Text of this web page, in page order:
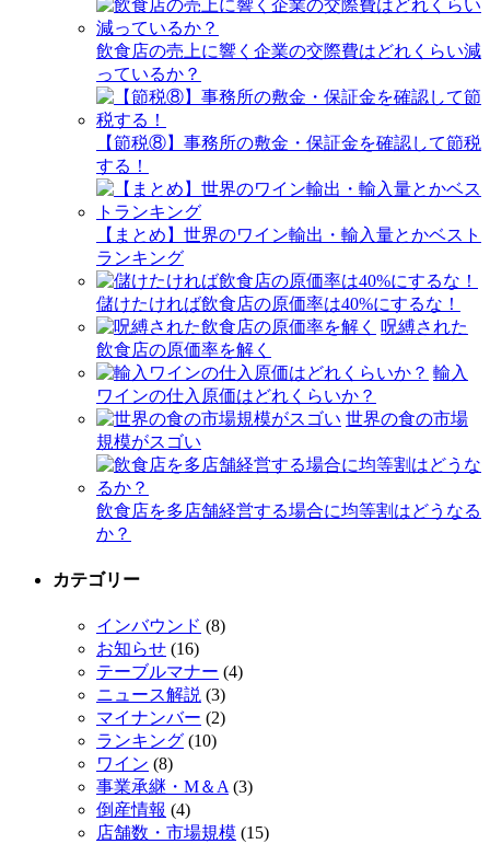
飲食店の売上に響く企業の交際費はどれくらい減
っているか？
【節税⑧】事務所の敷金・保証金を確認して節税
する！
【まとめ】世界のワイン輸出・輸入量とかベスト
ランキング
儲けたければ飲食店の原価率は40%にするな！
呪縛された
飲食店の原価率を解く
輸入
ワインの仕入原価はどれくらいか？
世界の食の市場
規模がスゴい
飲食店を多店舗経営する場合に均等割はどうなる
か？
カテゴリー
インバウンド (8)
お知らせ (16)
テーブルマナー (4)
ニュース解説 (3)
マイナンバー (2)
ランキング (10)
ワイン (8)
事業承継・M＆A (3)
倒産情報 (4)
店舗数・市場規模 (15)